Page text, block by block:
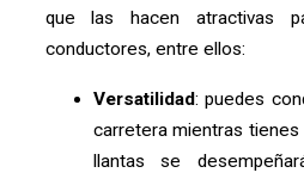
que las hacen atractivas
conductores, entre ellos:
Versatilidad: puedes
carretera mientras
llantas se